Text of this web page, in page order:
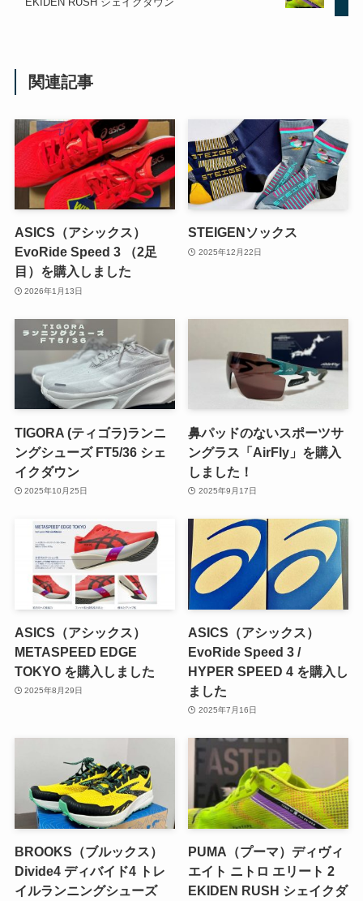
関連記事
ASICS（アシックス）
EvoRide Speed 3 （2足
目）を購入しました
2026年1月13日
STEIGENソックス
2025年12月22日
TIGORA (ティゴラ)ランニ
ングシューズ FT5/36 シェ
イクダウン
2025年10月25日
鼻パッドのないスポーツサ
ングラス「AirFly」を購入
しました！
2025年9月17日
ASICS（アシックス）
METASPEED EDGE
TOKYO を購入しました
2025年8月29日
ASICS（アシックス）
EvoRide Speed 3 /
HYPER SPEED 4 を購入し
ました
2025年7月16日
BROOKS（ブルックス）
Divide4 ディバイド4 トレ
イルランニングシューズ
PUMA（プーマ）ディヴィ
エイト ニトロ エリート 2
EKIDEN RUSH シェイクダ